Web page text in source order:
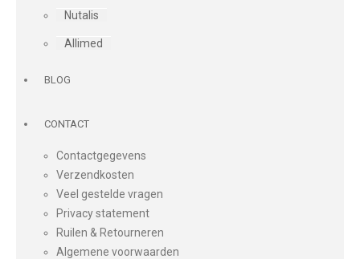
Nutalis
Allimed
BLOG
CONTACT
Contactgegevens
Verzendkosten
Veel gestelde vragen
Privacy statement
Ruilen & Retourneren
Algemene voorwaarden